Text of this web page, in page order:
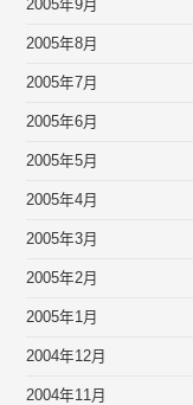
2005年9月
2005年8月
2005年7月
2005年6月
2005年5月
2005年4月
2005年3月
2005年2月
2005年1月
2004年12月
2004年11月